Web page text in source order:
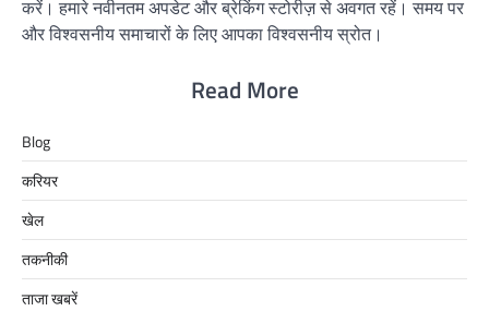
करें। हमारे नवीनतम अपडेट और ब्रेकिंग स्टोरीज़ से अवगत रहें। समय पर
और विश्वसनीय समाचारों के लिए आपका विश्वसनीय स्रोत।
Read More
Blog
करियर
खेल
तकनीकी
ताजा खबरें